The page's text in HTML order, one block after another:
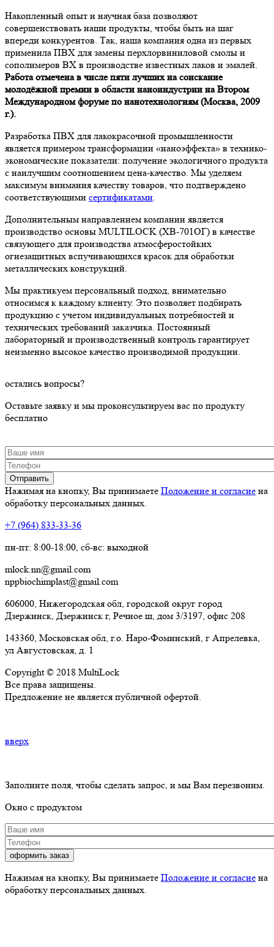
Накопленный опыт и научная база позволяют
совершенствовать наши продукты, чтобы быть на шаг
впереди конкурентов. Так, наша компания одна из первых
применила ПВХ для замены перхлорвиниловой смолы и
сополимеров ВХ в производстве известных лаков и эмалей.
Работа отмечена в числе пяти лучших на соискание
молодёжной премии в области наноиндустрии на Втором
Международном форуме по нанотехнологиям (Москва, 2009
г.).
Разработка ПВХ для лакокрасочной промышленности
является примером трансформации «наноэффекта» в технико-
экономические показатели: получение экологичного продукта
с наилучшим соотношением цена-качество. Мы уделяем
максимум внимания качеству товаров, что подтверждено
соответствующими сертификатами.
Дополнительным направлением компании является
производство основы MULTILOCK (ХВ-701ОГ) в качестве
связующего для производства атмосферостойких
огнезащитных вспучивающихся красок для обработки
металлических конструкций.
Мы практикуем персональный подход, внимательно
относимся к каждому клиенту. Это позволяет подбирать
продукцию с учетом индивидуальных потребностей и
технических требований заказчика. Постоянный
лабораторный и производственный контроль гарантирует
неизменно высокое качество производимой продукции.
остались вопросы?
Оставьте заявку и мы проконсультируем вас по продукту
бесплатно
Ваше имя
Телефон
Нажимая на кнопку, Вы принимаете Положение и согласие на
обработку персональных данных.
+7 (964) 833-33-36
пн-пт: 8:00-18:00, сб-вс: выходной
mlock.nn@gmail.com
nppbiochimplast@gmail.com
606000, Нижегородская обл, городской округ город
Дзержинск, Дзержинск г, Речное ш, дом 3/3197, офис 208
143360, Московская обл, г.о. Наро-Фоминский, г Апрелевка,
ул Августовская, д. 1
Copyright © 2018 MultiLock
Все права защищены.
Предложение не является публичной офертой.
вверх
Заполните поля, чтобы сделать запрос, и мы Вам перезвоним.
Окно с продуктом
Ваше имя
Телефон
Нажимая на кнопку, Вы принимаете Положение и согласие на
обработку персональных данных.